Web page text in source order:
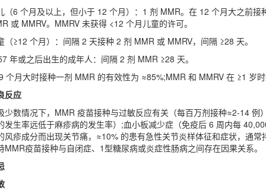
（6 个月及以上，但小于 12 个月）：1 剂 MMR。在 12 个月大之前
或 MMRV。MMRV 未获得 <12 个月儿童的许可。
（≥12 个月）：间隔 2 天接种 2 剂 MMR 或 MMRV，间隔 ≥28 天。
年或之后出生的成年人：间隔 2 剂 MMR ≥28 天。
个月大时接种一剂 MMR 的有效性为 ≈85%;MMR 和 MMRV 在 ≥1 岁
反应
少数情况下，MMR 疫苗接种与过敏反应有关（每百万剂接种≈2-14
发生率远低于麻疹病的发生率）;血小板减少症（免疫后 6 周内每
风疹成分而出现关节痛，≈10% 的患有急性关节炎样体征和症状，通
MMR疫苗接种与自闭症、1型糖尿病或炎症性肠病之间存在因果关系。